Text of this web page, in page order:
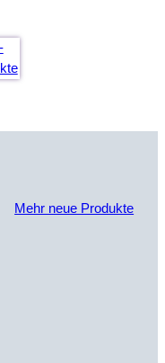
Mehr neue Produkte